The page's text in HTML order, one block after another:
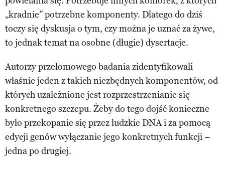
„kradnie” potrzebne komponenty. Dlatego do dziś
toczy się dyskusja o tym, czy można je uznać za żywe,
to jednak temat na osobne (długie) dysertacje.
Autorzy przełomowego badania zidentyfikowali
właśnie jeden z takich niezbędnych komponentów, od
których uzależnione jest rozprzestrzenianie się
konkretnego szczepu. Żeby do tego dojść konieczne
było przekopanie się przez ludzkie DNA i za pomocą
edycji genów wyłączanie jego konkretnych funkcji –
jedna po drugiej.